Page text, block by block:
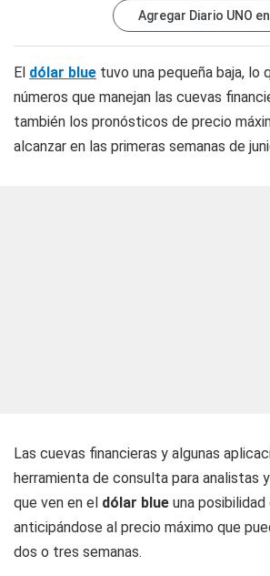
Agregar Diario UNO en
El dólar blue tuvo una pequeña baja, lo
números que manejan las cuevas
también los pronósticos de precio
alcanzar en las primeras semanas de
Las cuevas financieras y algunas
herramienta de consulta para analistas
que ven en el dólar blue una posibilidad
anticipándose al precio máximo que
dos o tres semanas.